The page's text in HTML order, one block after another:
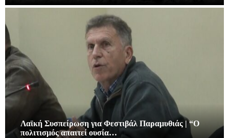
Λαϊκή Συσπείρωση για Φεστιβάλ Παραμυθιάς | “Ο
πολιτισμός απαιτεί ουσία…